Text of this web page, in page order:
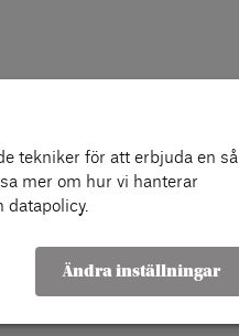
tekniker för att erbjuda en så
mer om hur vi hanterar
datapolicy.
Ändra inställningar